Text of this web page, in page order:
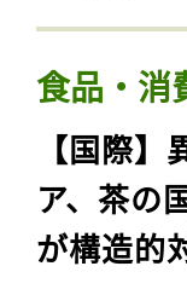
食品・消
【国際
ア、茶の
が構造的